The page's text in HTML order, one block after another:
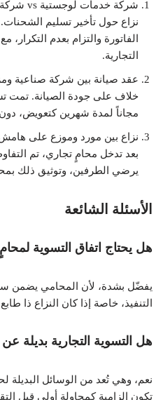
شركة خدمات لوجستية vs شركة استيراد
نزاع حول تأخير تسليم
الفاتورة والتزام بعدم
التجارية.
عقد صيانة بين شركة صناعية
خلاف على جودة الصيانة. تمت
مجاناً لمدة شهرين كتعويض،
نزاع بين مورد وموزع على هامش
بعد تدخل محامٍ تجاري، تم
يرضي الطرفين، وتوثيق ذلك
الأسئلة الشائعة
هل يحتاج اتفاق التسوية
يفضّل بشدة، لأن المحامي يضمن
التنفيذ، خاصة إذا كان النزاع ذا
هل التسوية التجارية بديلة
نعم، وهي تُعد من الوسائل البديلة
تكون إلزامية كمحاولة أولى قبل